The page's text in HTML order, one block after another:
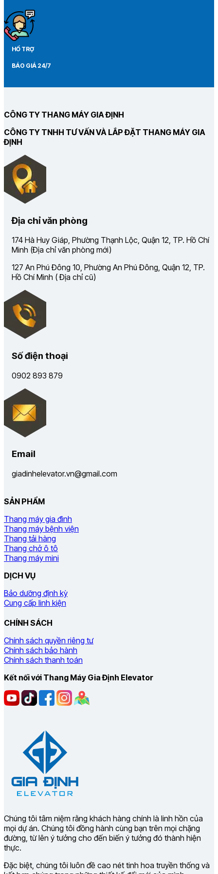
HỔ TRỢ
BÁO GIÁ 24/7
CÔNG TY THANG MÁY GIA ĐỊNH
CÔNG TY TNHH TƯ VẤN VÀ LẮP ĐẶT THANG MÁY GIA
ĐỊNH
Địa chỉ văn phòng
174 Hà Huy Giáp, Phường Thạnh Lộc, Quận 12, TP. Hồ Chí
Minh (Địa chỉ văn phòng mới)
127 An Phú Đông 10, Phường An Phú Đông, Quận 12, TP.
Hồ Chí Minh ( Địa chỉ cũ)
Số điện thoại
0902 893 879
Email
giadinhelevator.vn@gmail.com
SẢN PHẨM
Thang máy gia đình
Thang máy bệnh viện
Thang tải hàng
Thang chở ô tô
Thang máy mini
DỊCH VỤ
Bảo dưỡng định kỳ
Cung cấp linh kiện
CHÍNH SÁCH
Chính sách quyền riêng tư
Chính sách bảo hành
Chính sách thanh toán
Kết nối với Thang Máy Gia Định Elevator
Chúng tôi tâm niệm rằng khách hàng chính là linh hồn của
mọi dự án. Chúng tôi đồng hành cùng bạn trên mọi chặng
đường, từ lên ý tưởng cho đến biến ý tưởng đó thành hiện
thực.
Đặc biệt, chúng tôi luôn đề cao nét tinh hoa truyền thống và